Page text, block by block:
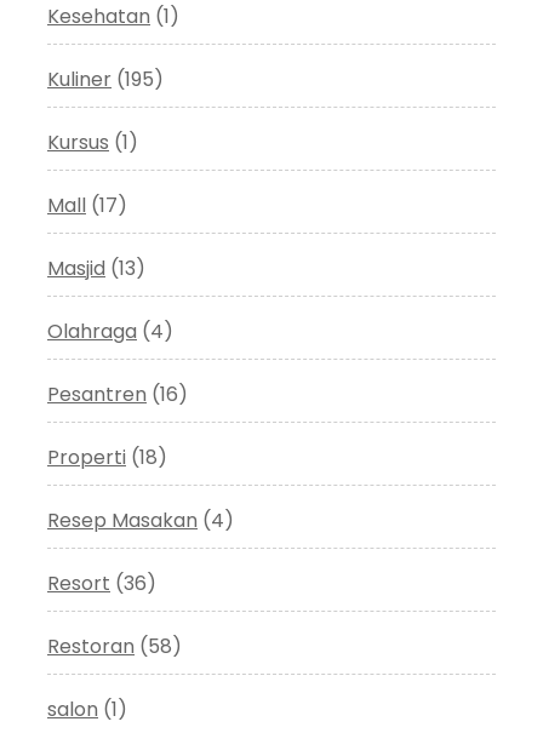
Kesehatan (1)
Kuliner (195)
Kursus (1)
Mall (17)
Masjid (13)
Olahraga (4)
Pesantren (16)
Properti (18)
Resep Masakan (4)
Resort (36)
Restoran (58)
salon (1)